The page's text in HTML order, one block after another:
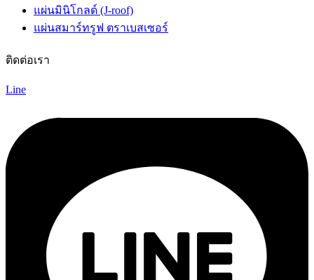
แผ่นมินิโกลด์ (J-roof)
แผ่นสมาร์ทรูฟ ตราเบสเซอร์
ติดต่อเรา
Line